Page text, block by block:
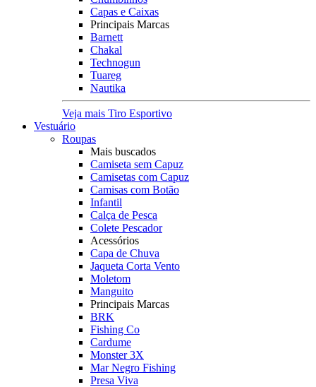
Capas e Caixas
Principais Marcas
Barnett
Chakal
Technogun
Tuareg
Nautika
Veja mais Tiro Esportivo
Vestuário
Roupas
Mais buscados
Camiseta sem Capuz
Camisetas com Capuz
Camisas com Botão
Infantil
Calça de Pesca
Colete Pescador
Acessórios
Capa de Chuva
Jaqueta Corta Vento
Moletom
Manguito
Principais Marcas
BRK
Fishing Co
Cardume
Monster 3X
Mar Negro Fishing
Presa Viva